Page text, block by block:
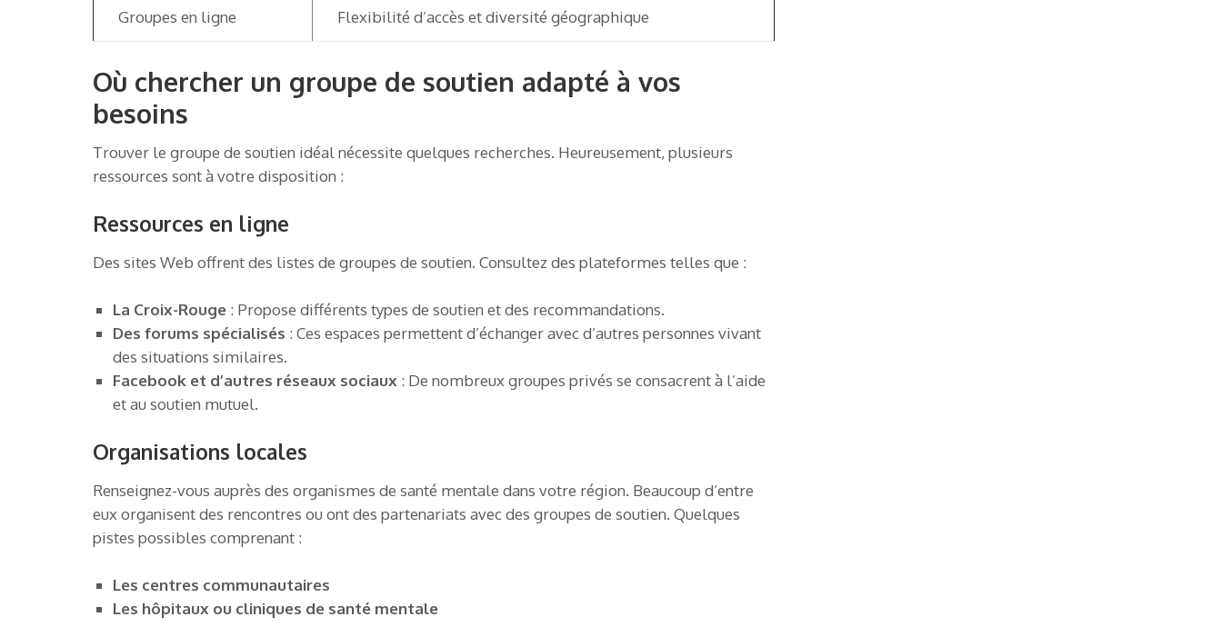
Groupes en ligne Flexibilité d’accès et diversité géographique
Où chercher un groupe de soutien adapté à vos
besoins
Trouver le groupe de soutien idéal nécessite quelques recherches. Heureusement, plusieurs
ressources sont à votre disposition :
Ressources en ligne
Des sites Web offrent des listes de groupes de soutien. Consultez des plateformes telles que :
La Croix-Rouge : Propose différents types de soutien et des recommandations.
Des forums spécialisés : Ces espaces permettent d’échanger avec d’autres personnes vivant
des situations similaires.
Facebook et d’autres réseaux sociaux : De nombreux groupes privés se consacrent à l’aide
et au soutien mutuel.
Organisations locales
Renseignez-vous auprès des organismes de santé mentale dans votre région. Beaucoup d’entre
eux organisent des rencontres ou ont des partenariats avec des groupes de soutien. Quelques
pistes possibles comprenant :
Les centres communautaires
Les hôpitaux ou cliniques de santé mentale